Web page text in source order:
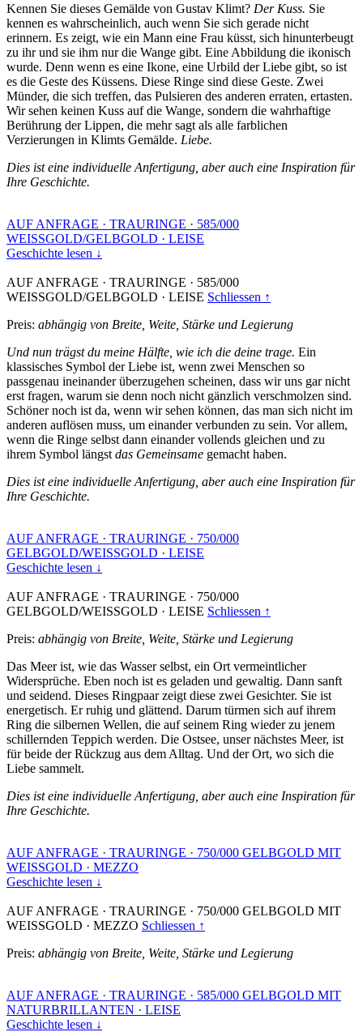
Kennen Sie dieses Gemälde von Gustav Klimt? Der Kuss. Sie
kennen es wahrscheinlich, auch wenn Sie sich gerade nicht
erinnern. Es zeigt, wie ein Mann eine Frau küsst, sich hinunterbeugt
zu ihr und sie ihm nur die Wange gibt. Eine Abbildung die ikonisch
wurde. Denn wenn es eine Ikone, eine Urbild der Liebe gibt, so ist
es die Geste des Küssens. Diese Ringe sind diese Geste. Zwei
Münder, die sich treffen, das Pulsieren des anderen erraten, ertasten.
Wir sehen keinen Kuss auf die Wange, sondern die wahrhaftige
Berührung der Lippen, die mehr sagt als alle farblichen
Verzierungen in Klimts Gemälde. Liebe.
Dies ist eine individuelle Anfertigung, aber auch eine Inspiration für
Ihre Geschichte.
AUF ANFRAGE · TRAURINGE · 585/000
WEISSGOLD/GELBGOLD · LEISE
Geschichte lesen ↓
AUF ANFRAGE · TRAURINGE · 585/000
WEISSGOLD/GELBGOLD · LEISE Schliessen ↑
Preis: abhängig von Breite, Weite, Stärke und Legierung
Und nun trägst du meine Hälfte, wie ich die deine trage. Ein
klassisches Symbol der Liebe ist, wenn zwei Menschen so
passgenau ineinander überzugehen scheinen, dass wir uns gar nicht
erst fragen, warum sie denn noch nicht gänzlich verschmolzen sind.
Schöner noch ist da, wenn wir sehen können, das man sich nicht im
anderen auflösen muss, um einander verbunden zu sein. Vor allem,
wenn die Ringe selbst dann einander vollends gleichen und zu
ihrem Symbol längst das Gemeinsame gemacht haben.
Dies ist eine individuelle Anfertigung, aber auch eine Inspiration für
Ihre Geschichte.
AUF ANFRAGE · TRAURINGE · 750/000
GELBGOLD/WEISSGOLD · LEISE
Geschichte lesen ↓
AUF ANFRAGE · TRAURINGE · 750/000
GELBGOLD/WEISSGOLD · LEISE Schliessen ↑
Preis: abhängig von Breite, Weite, Stärke und Legierung
Das Meer ist, wie das Wasser selbst, ein Ort vermeintlicher
Widersprüche. Eben noch ist es geladen und gewaltig. Dann sanft
und seidend. Dieses Ringpaar zeigt diese zwei Gesichter. Sie ist
energetisch. Er ruhig und glättend. Darum türmen sich auf ihrem
Ring die silbernen Wellen, die auf seinem Ring wieder zu jenem
schillernden Teppich werden. Die Ostsee, unser nächstes Meer, ist
für beide der Rückzug aus dem Alltag. Und der Ort, wo sich die
Liebe sammelt.
Dies ist eine individuelle Anfertigung, aber auch eine Inspiration für
Ihre Geschichte.
AUF ANFRAGE · TRAURINGE · 750/000 GELBGOLD MIT
WEISSGOLD · MEZZO
Geschichte lesen ↓
AUF ANFRAGE · TRAURINGE · 750/000 GELBGOLD MIT
WEISSGOLD · MEZZO Schliessen ↑
Preis: abhängig von Breite, Weite, Stärke und Legierung
AUF ANFRAGE · TRAURINGE · 585/000 GELBGOLD MIT
NATURBRILLANTEN · LEISE
Geschichte lesen ↓